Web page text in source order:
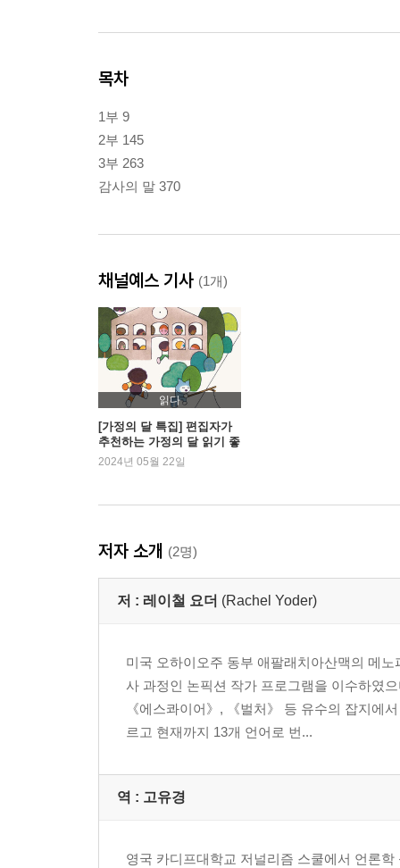
목차
1부 9
2부 145
3부 263
감사의 말 370
채널예스 기사 (1개)
읽다
[가정의 달 특집] 편집자가
추천하는 가정의 달 읽기 좋
은 책
2024년 05월 22일
저자 소개 (2명)
저 : 레이철 요더 (Rachel Yoder)
미국 오하이오주 동부 애팔래치아산맥의 메
사 과정인 논픽션 작가 프로그램을 이수하였
《에스콰이어》, 《벌처》 등 유수의 잡지에
르고 현재까지 13개 언어로 번...
역 : 고유경
영국 카디프대학교 저널리즘 스쿨에서 언론